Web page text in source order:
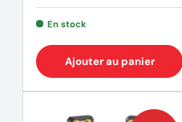
En stock
Ajouter au panier